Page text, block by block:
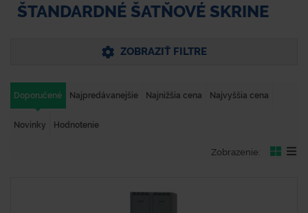
ŠTANDARDNÉ ŠATŇOVÉ SKRINE
ZOBRAZIŤ FILTRE
Doporučené Najpredávanejšie Najnižšia cena Najvyššia cena
Novinky Hodnotenie
Zobrazenie: